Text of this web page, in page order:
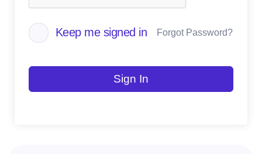
Keep me signed in Forgot Password?
Sign In